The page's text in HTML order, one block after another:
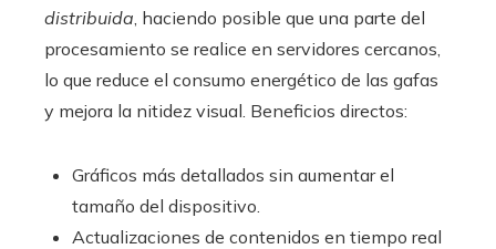
distribuida, haciendo posible que una parte del
procesamiento se realice en servidores cercanos,
lo que reduce el consumo energético de las gafas
y mejora la nitidez visual. Beneficios directos:
Gráficos más detallados sin aumentar el
tamaño del dispositivo.
Actualizaciones de contenidos en tiempo real